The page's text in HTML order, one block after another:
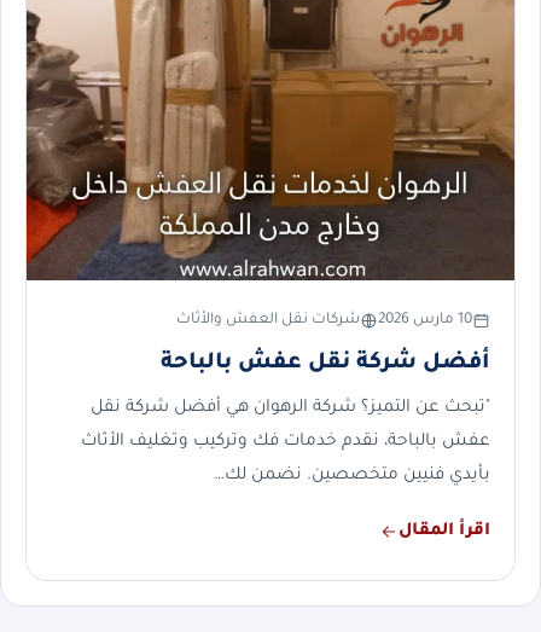
10 مارس 2026 شركات نقل العفش والأثاث
أفضل شركة نقل عفش بالباحة
"تبحث عن التميز؟ شركة الرهوان هي أفضل شركة نقل
عفش بالباحة، نقدم خدمات فك وتركيب وتغليف الأثاث
بأيدي فنيين متخصصين. نضمن لك…
اقرأ المقال